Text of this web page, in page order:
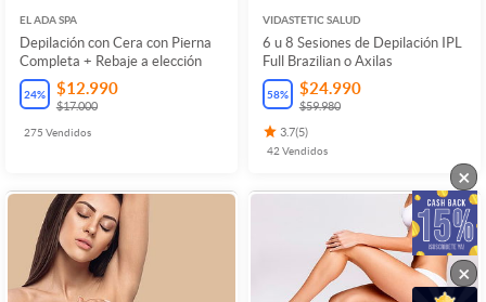
EL ADA SPA
Depilación con Cera con Pierna
Completa + Rebaje a elección
24% $12.990
$17.000
275 Vendidos
VIDASTETIC SALUD
6 u 8 Sesiones de Depilación IPL
Full Brazilian o Axilas
58% $24.990
$59.980
3.7(5)
42 Vendidos
×
×